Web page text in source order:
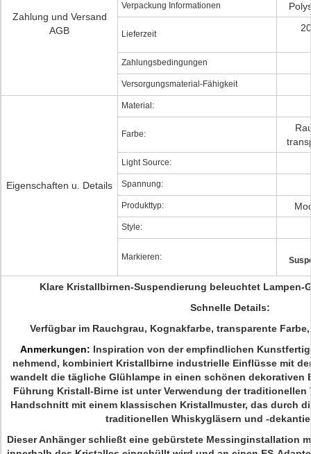
Zahlung und Versand
AGB
Verpackung Informationen
Lieferzeit
Zahlungsbedingungen
Versorgungsmaterial-Fähigkeit
Eigenschaften u. Details
Material:
Farbe:
Light Source:
Spannung:
Produkttyp:
Style:
Markieren:
Klare Kristallbirnen-Suspendierung beleuchtet Lampen-
Schnelle Details:
Verfügbar im Rauchgrau, Kognakfarbe, transparente
Anmerkungen: Inspiration von der empfindlichen
nehmend, kombiniert Kristallbirne industrielle Einflüsse mit
wandelt die tägliche Glühlampe in einen schönen dekorativen
Führung Kristall-Birne ist unter Verwendung der
Handschnitt mit einem klassischen Kristallmuster, das durch
traditionellen Whiskygläsern und -
Dieser Anhänger schließt eine gebürstete Messinginstallation